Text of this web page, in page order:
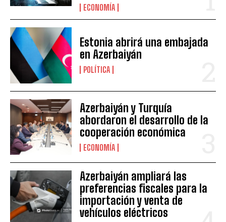
ECONOMÍA
Estonia abrirá una embajada
en Azerbaiyán
POLÍTICA
Azerbaiyán y Turquía
abordaron el desarrollo de la
cooperación económica
ECONOMÍA
Azerbaiyán ampliará las
preferencias fiscales para la
importación y venta de
vehículos eléctricos